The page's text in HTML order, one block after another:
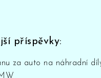
příspěvky:
za auto na náhradní